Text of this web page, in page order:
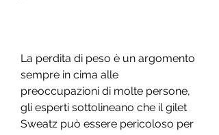
La perdita di peso è un argomento
sempre in cima alle
preoccupazioni di molte persone,
gli esperti sottolineano che il gilet
Sweatz può essere pericoloso per